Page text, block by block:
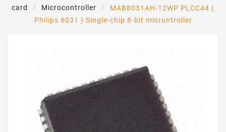
card
Microcontroller
MAB8031AH-12WP PLCC44 (
Philips 8031 ) Single-chip 8-bit microntroller